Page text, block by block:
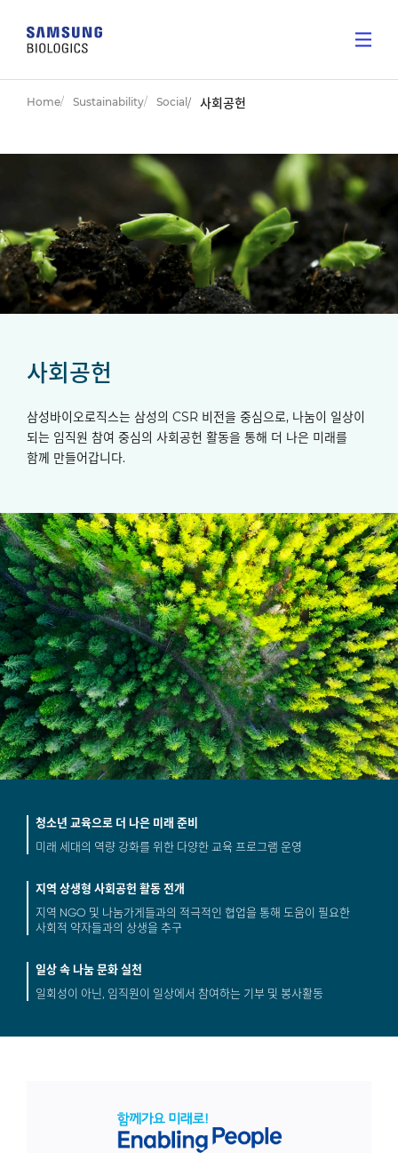
Home Sustainability Social 사회공헌
사회공헌
삼성바이오로직스는 삼성의 CSR 비전을 중심으로, 나눔이 일상이
되는 임직원 참여 중심의 사회공헌 활동을 통해 더 나은 미래를
함께 만들어갑니다.
청소년 교육으로 더 나은 미래 준비
미래 세대의 역량 강화를 위한 다양한 교육 프로그램 운영
지역 상생형 사회공헌 활동 전개
지역 NGO 및 나눔가게들과의 적극적인 협업을 통해 도움이 필요한
사회적 약자들과의 상생을 추구
일상 속 나눔 문화 실천
일회성이 아닌, 임직원이 일상에서 참여하는 기부 및 봉사활동